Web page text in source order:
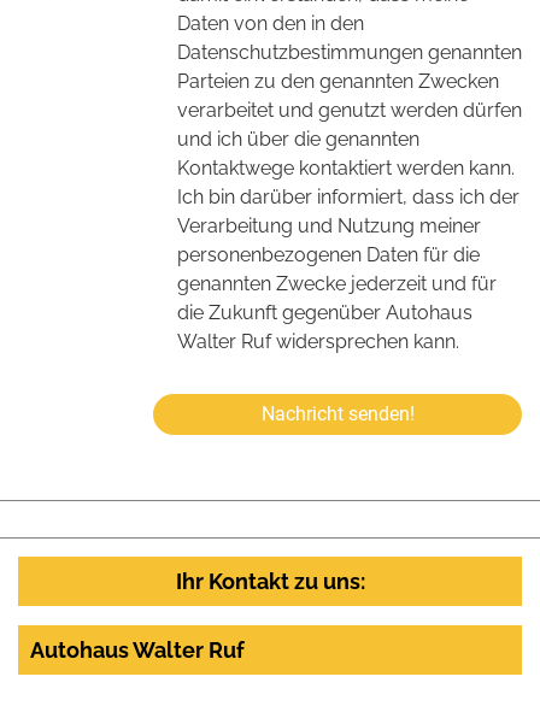
Daten von den in den
Datenschutzbestimmungen genannten
Parteien zu den genannten Zwecken
verarbeitet und genutzt werden dürfen
und ich über die genannten
Kontaktwege kontaktiert werden kann.
Ich bin darüber informiert, dass ich der
Verarbeitung und Nutzung meiner
personenbezogenen Daten für die
genannten Zwecke jederzeit und für
die Zukunft gegenüber Autohaus
Walter Ruf widersprechen kann.
Nachricht senden!
Ihr Kontakt zu uns:
Autohaus Walter Ruf